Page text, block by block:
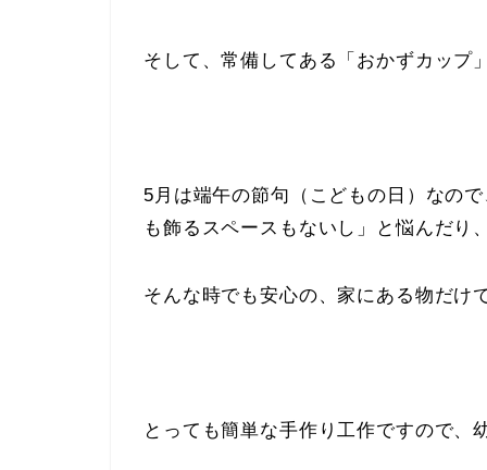
そして、常備してある「おかずカップ
5月は端午の節句（こどもの日）なの
も飾るスペースもないし」と悩んだり
そんな時でも安心の、家にある物だけ
とっても簡単な手作り工作ですので、